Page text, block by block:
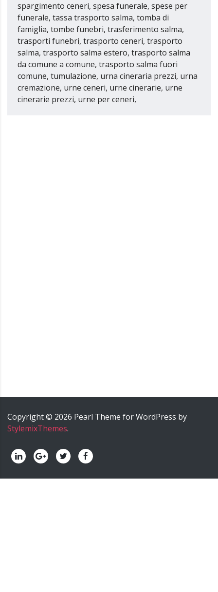
spargimento ceneri, spesa funerale, spese per
funerale, tassa trasporto salma, tomba di
famiglia, tombe funebri, trasferimento salma,
trasporti funebri, trasporto ceneri, trasporto
salma, trasporto salma estero, trasporto salma
da comune a comune, trasporto salma fuori
comune, tumulazione, urna cineraria prezzi, urna
cremazione, urne ceneri, urne cinerarie, urne
cinerarie prezzi, urne per ceneri,
Copyright © 2026 Pearl Theme for WordPress by
StylemixThemes.